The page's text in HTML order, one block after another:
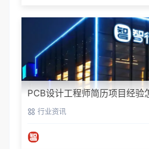
PCB设计工程师简历项目经验
出技能与成果
行业资讯